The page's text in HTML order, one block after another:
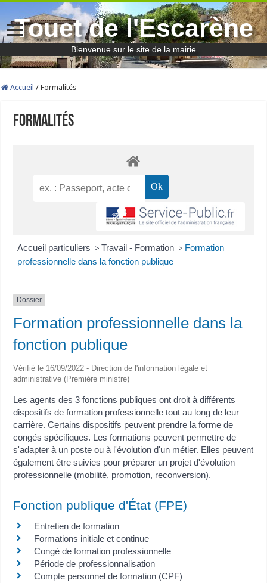
Touet de l'Escarène
Bienvenue sur le site de la mairie
Accueil / Formalités
Formalités
Accueil particuliers > Travail - Formation > Formation
professionnelle dans la fonction publique
Dossier
Formation professionnelle dans la
fonction publique
Vérifié le 16/09/2022 - Direction de l'information légale et
administrative (Première ministre)
Les agents des 3 fonctions publiques ont droit à différents
dispositifs de formation professionnelle tout au long de leur
carrière. Certains dispositifs peuvent prendre la forme de
congés spécifiques. Les formations peuvent permettre de
s'adapter à un poste ou à l'évolution d'un métier. Elles peuvent
également être suivies pour préparer un projet d'évolution
professionnelle (mobilité, promotion, reconversion).
Fonction publique d'État (FPE)
Entretien de formation
Formations initiale et continue
Congé de formation professionnelle
Période de professionnalisation
Compte personnel de formation (CPF)